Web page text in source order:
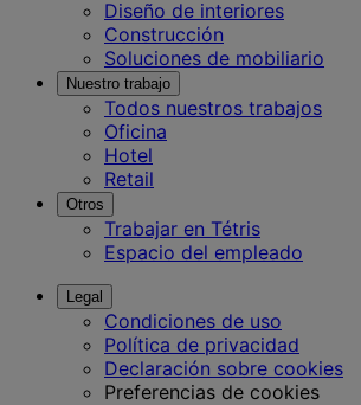
Diseño de interiores
Construcción
Soluciones de mobiliario
Nuestro trabajo
Todos nuestros trabajos
Oficina
Hotel
Retail
Otros
Trabajar en Tétris
Espacio del empleado
Legal
Condiciones de uso
Política de privacidad
Declaración sobre cookies
Preferencias de cookies